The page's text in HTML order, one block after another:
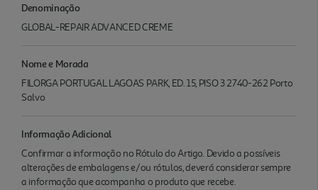
Denominação
GLOBAL-REPAIR ADVANCED CREME
Nome e Morada
FILORGA PORTUGAL LAGOAS PARK, ED. 15, PISO 3 2740-262 Porto
Salvo
Informação Adicional
Confirmar a informação no Rótulo do Artigo. Devido a possíveis
alterações de embalagens e/ou rótulos, deverá considerar sempre
a informação que acompanha o produto que recebe.